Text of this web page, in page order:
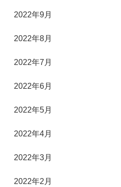
2022年9月
2022年8月
2022年7月
2022年6月
2022年5月
2022年4月
2022年3月
2022年2月